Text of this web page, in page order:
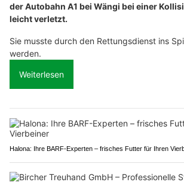
der Autobahn A1 bei Wängi bei einer
leicht verletzt.
Sie musste durch den Rettungsdienst ins
werden.
Weiterlesen
Halona: Ihre BARF-Experten – frisches Futter für Ihren